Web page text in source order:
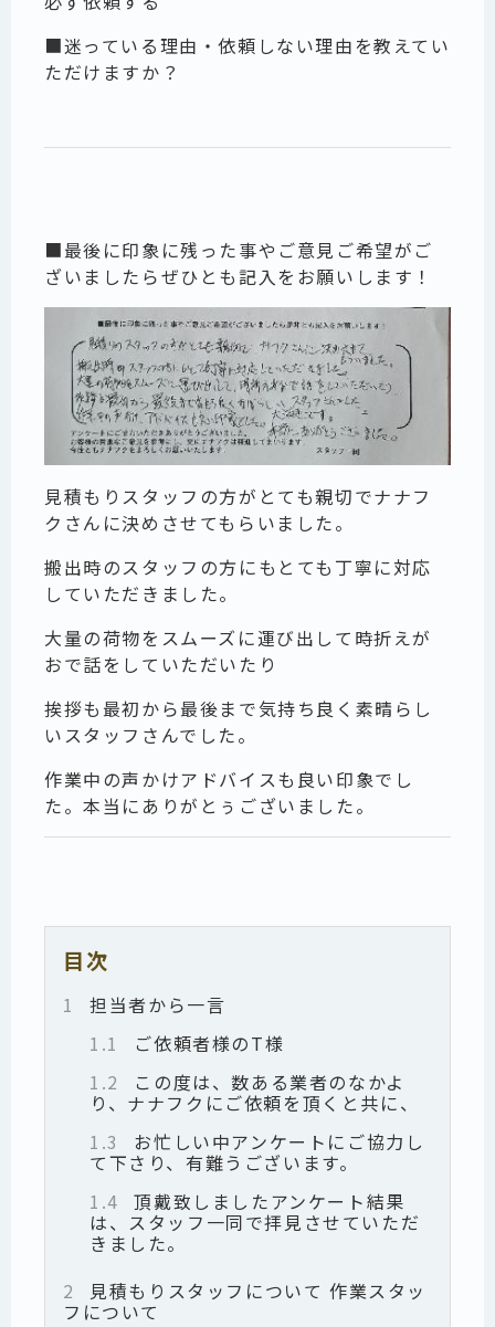
■迷っている理由・依頼しない理由を教えてい
ただけますか？
■最後に印象に残った事やご意見ご希望がご
ざいましたらぜひとも記入をお願いします！
見積もりスタッフの方がとても親切でナナフ
クさんに決めさせてもらいました。
搬出時のスタッフの方にもとても丁寧に対応
していただきました。
大量の荷物をスムーズに運び出して時折えが
おで話をしていただいたり
挨拶も最初から最後まで気持ち良く素晴らし
いスタッフさんでした。
作業中の声かけアドバイスも良い印象でし
た。本当にありがとぅございました。
目次
1
担当者から一言
1.1
ご依頼者様のT様
1.2
この度は、数ある業者のなかよ
り、ナナフクにご依頼を頂くと共に、
1.3
お忙しい中アンケートにご協力し
て下さり、有難うございます。
1.4
頂戴致しましたアンケート結果
は、スタッフ一同で拝見させていただ
きました。
2
見積もりスタッフについて 作業スタッ
フについて